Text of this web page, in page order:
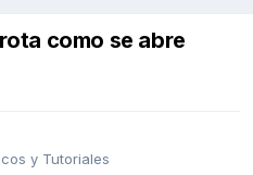
como se abre
y Tutoriales